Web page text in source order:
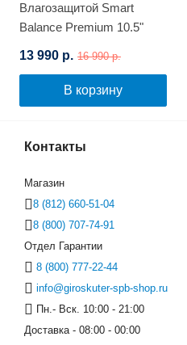
Влагозащитой Smart
Balance Premium 10.5"
13 990 р. 16 990 р.
В корзину
Контакты
Магазин
8 (812) 660-51-04
8 (800) 707-74-91
Отдел Гарантии
8 (800) 777-22-44
info@giroskuter-spb-shop.ru
Пн.- Вск. 10:00 - 21:00
Доставка - 08:00 - 00:00